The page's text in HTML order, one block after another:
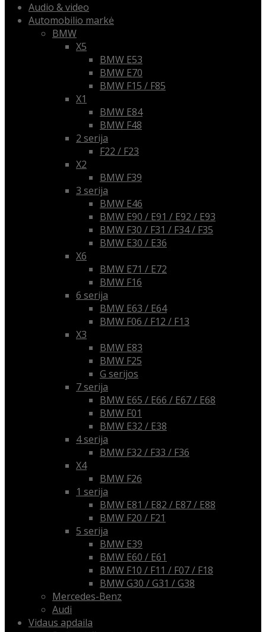
Audio & video
Automobilio markė
BMW
X5
BMW E53
BMW E70
BMW F15 / F85
X1
BMW E84
BMW F48
2 serija
F22 / F23
X2
BMW F39
3 serija
BMW E46
BMW E90 / E91 / E92 / E93
BMW F30 / F31 / F34 / F35
BMW E30 / E36
X6
BMW E71 / E72
BMW F16
6 serija
BMW E63 / E64
BMW F06 / F12 / F13
X3
BMW E83
BMW F25
G serijos
7 serija
BMW E65 / E66 / E67 / E68
BMW F01
BMW E32 / E38
4 serija
BMW F32 / F33 / F36
X4
BMW F26
1 serija
BMW E81 / E82 / E87 / E88
BMW F20 / F21
5 serija
BMW E39
BMW E60 / E61
BMW F10 / F11 / F07 / F18
BMW G30 / G31 / G38
Mercedes-Benz
Audi
Vidaus apdaila